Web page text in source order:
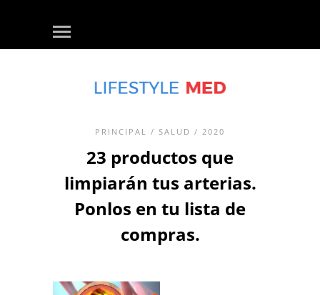
PRINCIPAL / SALUD / 2020
23 productos que
limpiarán tus arterias.
Ponlos en tu lista de
compras.